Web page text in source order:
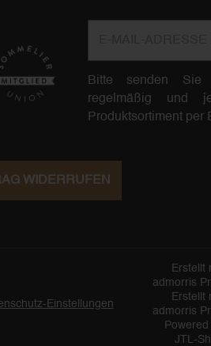
Bitte senden
regelmäßig und
Produktsortiment per
WIDERRUFEN
Einstellungen
Erstellt
admorris
Erstellt
admorris
JTL-